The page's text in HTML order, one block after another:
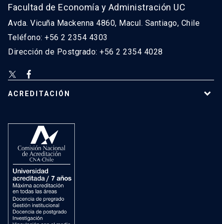
Facultad de Economía y Administración UC
Avda. Vicuña Mackenna 4860, Macul. Santiago, Chile
Teléfono: +56 2 2354 4303
Dirección de Postgrado: +56 2 2354 4028
ACREDITACIÓN